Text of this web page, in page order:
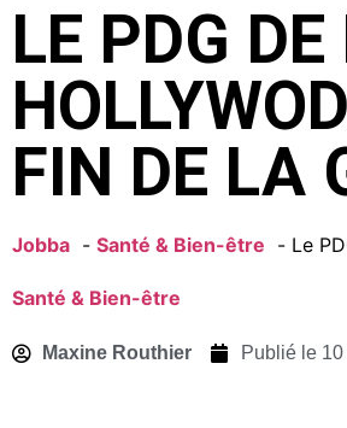
LE PDG
FIN DE LA
Jobba Santé & Bien-être Le
Santé & Bien-être
Maxine Routhier Publié le